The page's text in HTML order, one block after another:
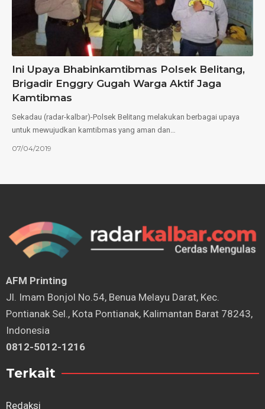
Ini Upaya Bhabinkamtibmas Polsek Belitang,
Brigadir Enggry Gugah Warga Aktif Jaga
Kamtibmas
Sekadau (radar-kalbar)-Polsek Belitang melakukan berbagai upaya
untuk mewujudkan kamtibmas yang aman dan…
07/04/2019
AFM Printing
⁠Jl. Imam Bonjol No.54, Benua Melayu Darat, Kec.
Pontianak Sel., Kota Pontianak, Kalimantan Barat 78243,
Indonesia
0812-5012-1216
Terkait
Redaksi